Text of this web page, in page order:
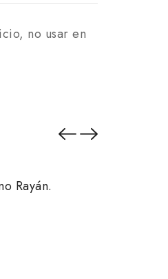
no usar en